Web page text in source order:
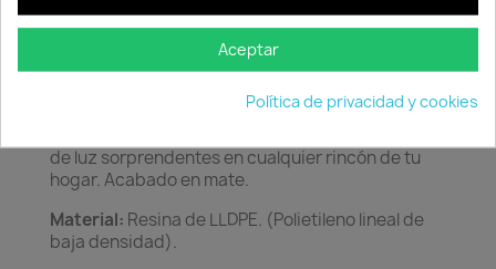
Colección de macetas en forma
de vasija, con un diseño vanguardista, diferente e
innovador. Los cantos redondeados le dan
elegancia y estilo. Durante el día obtendrás una
de luz sorprendentes en cualquier rincón de tu
hogar. Acabado en mate.
Material: Resina de LLDPE. (Polietileno lineal de
baja densidad).
Aceptar
Política de privacidad y cookies